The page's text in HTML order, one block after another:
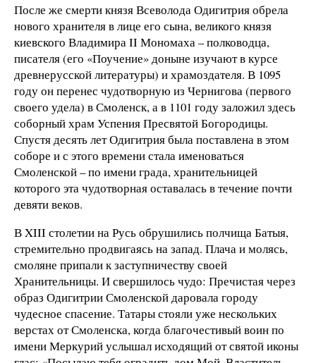
После же смерти князя Всеволода Одигитрия обрела
нового хранителя в лице его сына, великого князя
киевского Владимира II Мономаха – полководца,
писателя (его «Поучение» доныне изучают в курсе
древнерусской литературы) и храмоздателя. В 1095
году он перенес чудотворную из Чернигова (первого
своего удела) в Смоленск, а в 1101 году заложил здесь
соборный храм Успения Пресвятой Богородицы.
Спустя десять лет Одигитрия была поставлена в этом
соборе и с этого времени стала именоваться
Смоленской – по имени града, хранительницей
которого эта чудотворная оставалась в течение почти
девяти веков.
В XIII столетии на Русь обрушились полчища Батыя,
стремительно продвигаясь на запад. Плача и молясь,
смоляне припали к заступничеству своей
Хранительницы. И свершилось чудо: Пречистая через
образ Одигитрии Смоленской даровала городу
чудесное спасение. Татары стояли уже нескольких
верстах от Смоленска, когда благочестивый воин по
имени Меркурий услышал исходящий от святой иконы